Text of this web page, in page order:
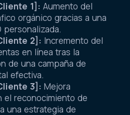
1]: Aumento del
orgánico gracias a una
personalizada.
2]: Incremento del
en línea tras la
de una campaña de
efectiva.
3]: Mejora
el reconocimiento de
una estrategia de